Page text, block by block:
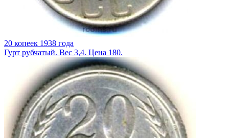
20 копеек 1938 года
Гурт рубчатый. Вес 3,4. Цена 180.